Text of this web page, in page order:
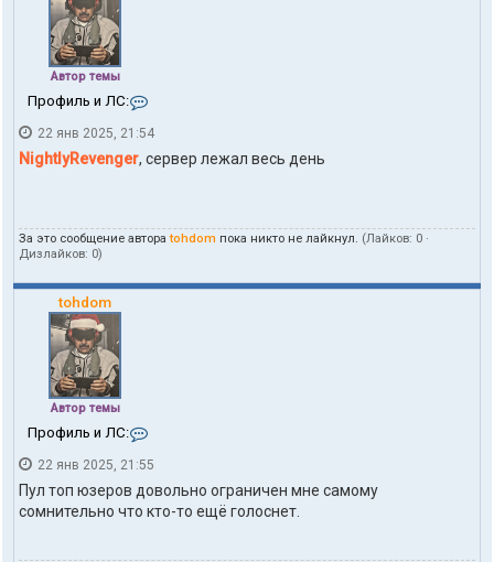
Автор темы
Профиль и ЛС:
н
т
а
п
ь
o
h
d
o
22 янв 2025, 21:54
NightlyRevenger, сервер лежал весь день
За это сообщение автораtohdom пока никто не лайкнул. (Лайков: 0 ·
Дизлайков: 0)
tohdom
Автор темы
Профиль и ЛС:
н
т
к
22 янв 2025, 21:55
Пул топ юзеров довольно ограничен мне самому
сомнительно что кто-то ещё голоснет.